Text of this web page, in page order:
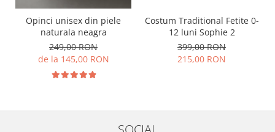
Opinci unisex din piele
naturala neagra
249,00 RON
de la 145,00 RON
Costum Traditional Fetite 0-
12 luni Sophie 2
399,00 RON
215,00 RON